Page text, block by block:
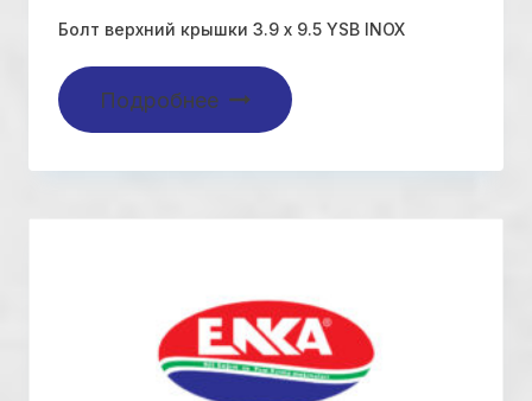
Болт верхний крышки 3.9 x 9.5 YSB INOX
Подробнее